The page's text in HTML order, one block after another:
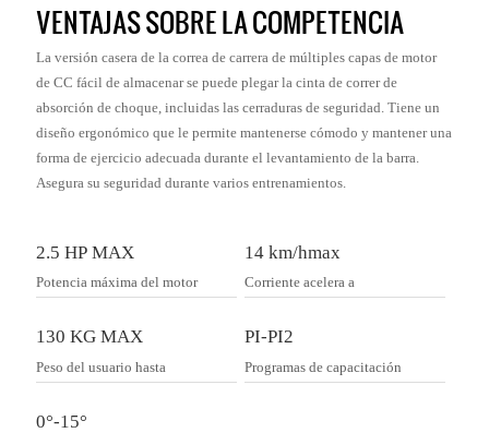
VENTAJAS SOBRE LA COMPETENCIA
La versión casera de la correa de carrera de múltiples capas de motor
de CC fácil de almacenar se puede plegar la cinta de correr de
absorción de choque, incluidas las cerraduras de seguridad. Tiene un
diseño ergonómico que le permite mantenerse cómodo y mantener una
forma de ejercicio adecuada durante el levantamiento de la barra.
Asegura su seguridad durante varios entrenamientos.
2.5 HP MAX
Potencia máxima del motor
14 km/hmax
Corriente acelera a
130 KG MAX
Peso del usuario hasta
PI-PI2
Programas de capacitación
0°-15°